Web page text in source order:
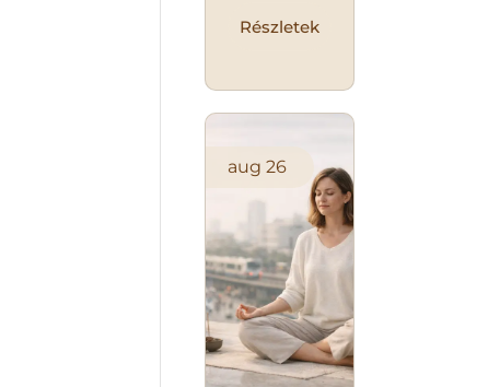
Részletek
aug 26